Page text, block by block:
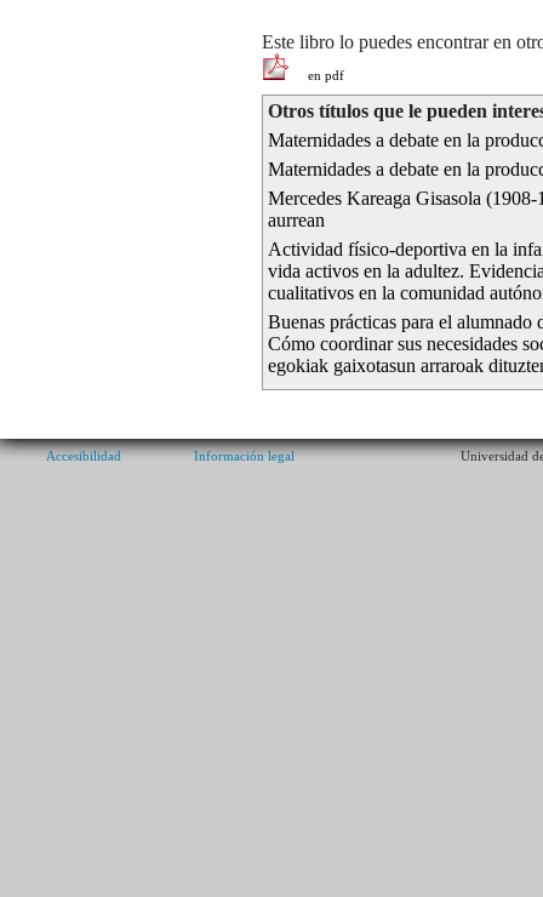
Este libro lo puedes encontrar en
en pdf
Otros títulos que le pueden
Maternidades a debate en la
Maternidades a debate en la
Mercedes Kareaga Gisasola
aurrean
Actividad físico-deportiva en la
vida activos en la adultez.
cualitativos en la comunidad
Buenas prácticas para el alumnado
Cómo coordinar sus necesidades
egokiak gaixotasun arraroak
Accesibilidad Información legal Universidad